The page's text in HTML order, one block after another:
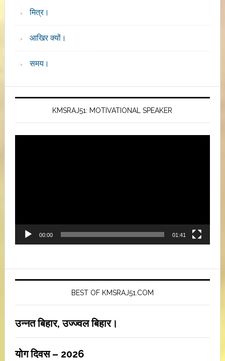
मित्र।
आखिर क्यों।
समय।
KMSRAJ51: MOTIVATIONAL SPEAKER
00:00 01:41
BEST OF KMSRAJ51.COM
उन्नत बिहार, उज्ज्वल बिहार।
योग दिवस – 2026